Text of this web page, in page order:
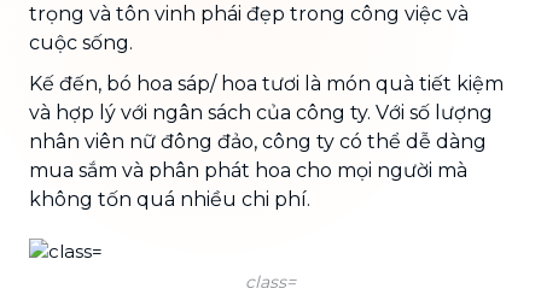
trọng và tôn vinh phái đẹp trong công việc và
cuộc sống.
Kế đến, bó hoa sáp/ hoa tươi là món quà tiết kiệm
và hợp lý với ngân sách của công ty. Với số lượng
nhân viên nữ đông đảo, công ty có thể dễ dàng
mua sắm và phân phát hoa cho mọi người mà
không tốn quá nhiều chi phí.
class=